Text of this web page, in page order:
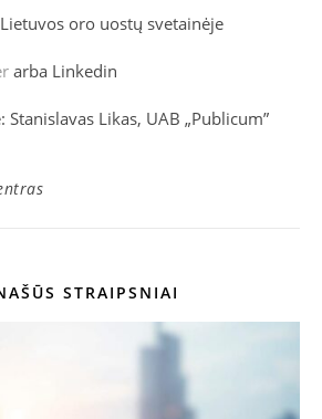
oro uostų svetainėje
arba Linkedin
Stanislavas Likas, UAB „Publicum”
STRAIPSNIAI